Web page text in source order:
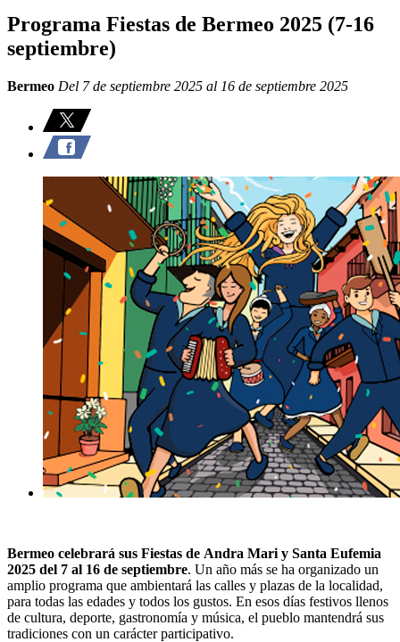
Programa Fiestas de Bermeo 2025 (7-16
septiembre)
Bermeo Del 7 de septiembre 2025 al 16 de septiembre 2025
Bermeo celebrará sus Fiestas de Andra Mari y Santa Eufemia
2025 del 7 al 16 de septiembre. Un año más se ha organizado un
amplio programa que ambientará las calles y plazas de la localidad,
para todas las edades y todos los gustos. En esos días festivos llenos
de cultura, deporte, gastronomía y música, el pueblo mantendrá sus
tradiciones con un carácter participativo.